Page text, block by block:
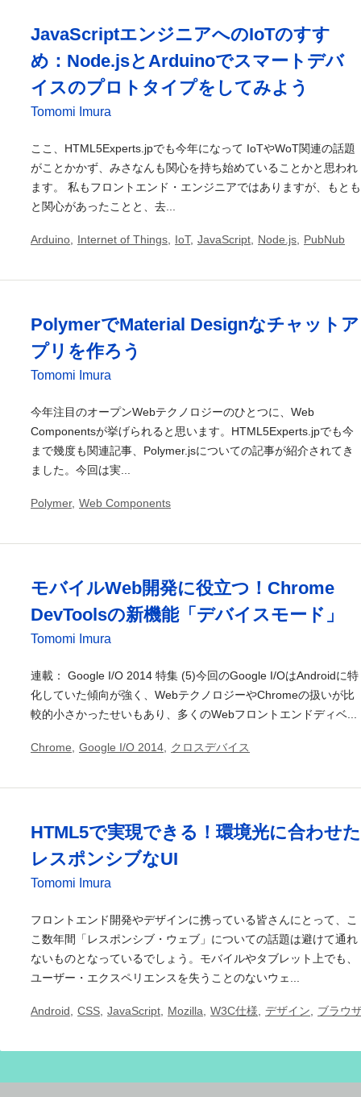
JavaScriptエンジニアへのIoTのすす
め：Node.jsとArduinoでスマートデバ
イスのプロトタイプをしてみよう
Tomomi Imura
ここ、HTML5Experts.jpでも今年になって IoTやWoT関連の話題
がことかかず、みさなんも関心を持ち始めていることかと思われ
ます。 私もフロントエンド・エンジニアではありますが、もとも
と関心があったことと、去...
Arduino Internet of Things IoT, JavaScript Node.js PubNub
PolymerでMaterial Designなチャットア
プリを作ろう
Tomomi Imura
今年注目のオープンWebテクノロジーのひとつに、Web
Componentsが挙げられると思います。HTML5Experts.jpでも今
まで幾度も関連記事、Polymer.jsについての記事が紹介されてき
ました。今回は実...
Polymer, Web Components
モバイルWeb開発に役立つ！Chrome
DevToolsの新機能「デバイスモード」
Tomomi Imura
連載： Google I/O 2014 特集 (5)今回のGoogle I/OはAndroidに特
化していた傾向が強く、WebテクノロジーやChromeの扱いが比
較的小さかったせいもあり、多くのWebフロントエンドディベ...
Chrome Google I/O 2014 クロスデバイス
HTML5で実現できる！環境光に合わせた
レスポンシブなUI
Tomomi Imura
フロントエンド開発やデザインに携っている皆さんにとって、こ
こ数年間「レスポンシブ・ウェブ」についての話題は避けて通れ
ないものとなっているでしょう。モバイルやタブレット上でも、
ユーザー・エクスペリエンスを失うことのないウェ...
Android CSS JavaScript Mozilla W3C仕様 デザイン ブラウ